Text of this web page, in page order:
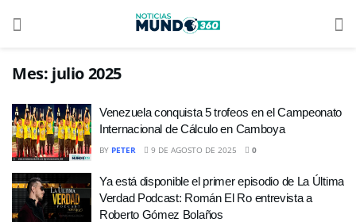
Mes: julio 2025
Venezuela conquista 5 trofeos en el Campeonato
Internacional de Cálculo en Camboya
BY PETER 9 DE AGOSTO DE 2025 0
Ya está disponible el primer episodio de La Última
Verdad Podcast: Román El Ro entrevista a
Roberto Gómez Bolaños